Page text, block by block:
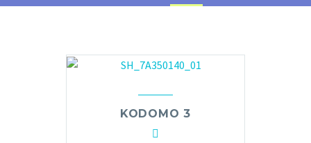
KODOMO 3